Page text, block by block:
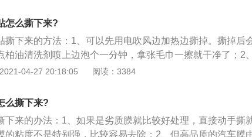
球。别用刷过锅的钢丝球，上面有油垢，沾在玻璃上，更难
要注意，现在后挡玻璃一般都带有除雾加热线，如果直接用
洗，会毁掉上面的加热线，后挡玻璃就会失去除雾功能。还
带收音机天线的，同样需要注意。
怎么撕下来?
撕下来的方法：1、可以先用电吹风边加热边撕掉。撕掉后
柏油清洗剂喷上边泡个一分钟，拿张毛巾一擦就干净了；2
），简称“犀牛皮”，采用高科技质感的聚氨酯
化发黄；3、同时“犀牛皮”还具有防碎石碰撞摩擦和抗击紫外
其卓越的材料延展性、透明性及曲面适应性，装贴后绝不影
越来越多的汽车生产厂商所使用。
04-27 20:18:05 阅读：3384
么撕下来?
下来的办法：1、如果是劣质膜就比较好处理，直接动手撕
的粘度不是特别强，比较容易去除；2、但高品质的汽车膜